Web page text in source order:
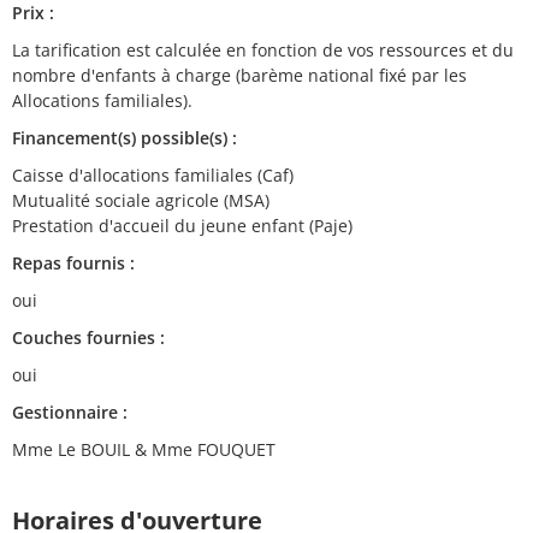
Prix :
La tarification est calculée en fonction de vos ressources et du
nombre d'enfants à charge (barème national fixé par les
Allocations familiales).
Financement(s) possible(s) :
Caisse d'allocations familiales (Caf)
Mutualité sociale agricole (MSA)
Prestation d'accueil du jeune enfant (Paje)
Repas fournis :
oui
Couches fournies :
oui
Gestionnaire :
Mme Le BOUIL & Mme FOUQUET
Horaires d'ouverture